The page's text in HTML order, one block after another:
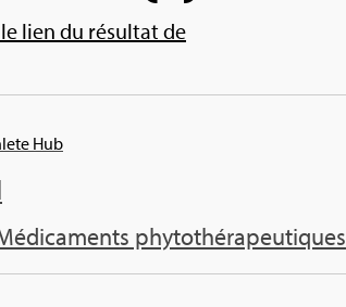
lien du résul­tat de
Hub
phy­to­thé­ra­peu­tiques